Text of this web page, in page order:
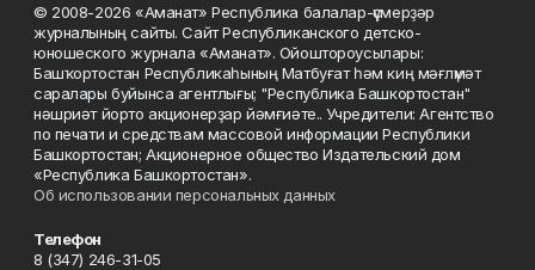
© 2008-2026 «Аманат» Республика балалар-үҫмерҙәр
журналының сайты. Сайт Республиканского детско-
юношеского журнала «Аманат». Ойоштороусылары:
Башҡортостан Республикаһының Матбуғат һәм киң мәғлүмәт
саралары буйынса агентлығы; "Республика Башкортостан"
нәшриәт йорто акционерҙар йәмғиәте.. Учредители: Агентство
по печати и средствам массовой информации Республики
Башкортостан; Акционерное общество Издательский дом
«Республика Башкортостан».
Об использовании персональных данных
Телефон
8 (347) 246-31-05